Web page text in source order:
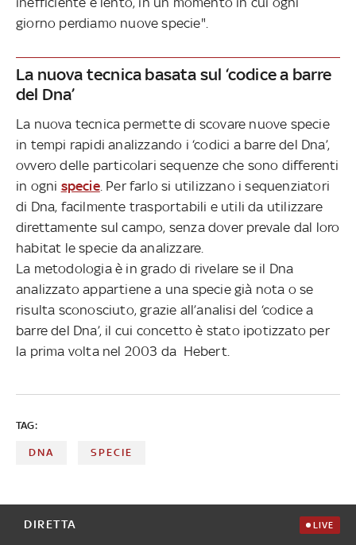
giorno perdiamo nuove specie".
La nuova tecnica basata sul ‘codice a barre
del Dna’
La nuova tecnica permette di scovare nuove specie
in tempi rapidi analizzando i ‘codici a barre del Dna’,
ovvero delle particolari sequenze che sono differenti
in ogni specie. Per farlo si utilizzano i sequenziatori
di Dna, facilmente trasportabili e utili da utilizzare
direttamente sul campo, senza dover prevale dal loro
habitat le specie da analizzare.
La metodologia è in grado di rivelare se il Dna
analizzato appartiene a una specie già nota o se
risulta sconosciuto, grazie all’analisi del ‘codice a
barre del Dna’, il cui concetto è stato ipotizzato per
la prima volta nel 2003 da Hebert.
TAG:
DNA SPECIE
DIRETTA LIVE